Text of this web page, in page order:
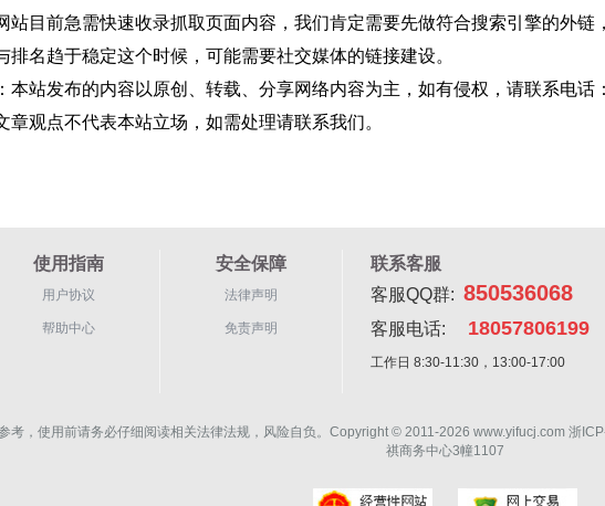
站目前急需快速收录抓取页面内容，我们肯定需要先做符合搜索引擎的外
排名趋于稳定这个时候，可能需要社交媒体的链接建设。
本站发布的内容以原创、转载、分享网络内容为主，如有侵权，请联系电话
章观点不代表本站立场，如需处理请联系我们。
使用指南
用户协议
帮助中心
安全保障
法律声明
免责声明
联系客服
客服QQ群: 850536068
客服电话: 18057806199
工作日 8:30-11:30，13:00-17:00
考，使用前请务必仔细阅读相关法律法规，风险自负。Copyright © 2011-2026 www.yifucj.com 浙
祺商务中心3幢1107